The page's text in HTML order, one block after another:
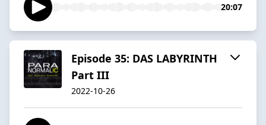
20:07
Episode 35: DAS LABYRINTH
Part III
2022-10-26